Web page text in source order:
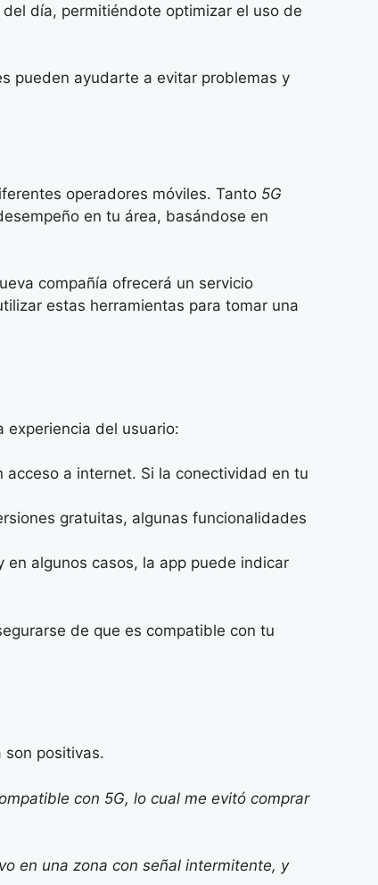
día, permitiéndote optimizar el uso de
pueden ayudarte a evitar problemas y
operadores móviles. Tanto 5G
en tu área, basándose en
compañía ofrecerá un servicio
estas herramientas para tomar una
experiencia del usuario:
a internet. Si la conectividad en tu
gratuitas, algunas funcionalidades
algunos casos, la app puede indicar
de que es compatible con tu
son positivas.
con 5G, lo cual me evitó comprar
en una zona con señal intermitente, y